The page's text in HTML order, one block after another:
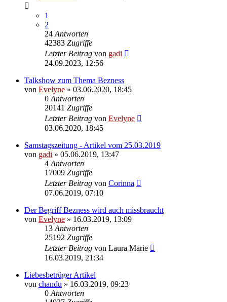
1
2
24 Antworten
42383 Zugriffe
Letzter Beitrag von gadi
24.09.2023, 12:56
Talkshow zum Thema Bezness
von Evelyne » 03.06.2020, 18:45
0 Antworten
20141 Zugriffe
Letzter Beitrag von Evelyne
03.06.2020, 18:45
Samstagszeitung - Artikel vom 25.03.2019
von gadi » 05.06.2019, 13:47
4 Antworten
17009 Zugriffe
Letzter Beitrag von Corinna
07.06.2019, 07:10
Der Begriff Bezness wird auch missbraucht
von Evelyne » 16.03.2019, 13:09
13 Antworten
25192 Zugriffe
Letzter Beitrag von Laura Marie
16.03.2019, 21:34
Liebesbetrüger Artikel
von chandu » 16.03.2019, 09:23
0 Antworten